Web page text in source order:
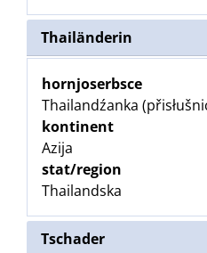
Thailänderin
hornjoserbsce
Thailandźanka
kontinent
Azija
stat/region
Thailandska
Tschader